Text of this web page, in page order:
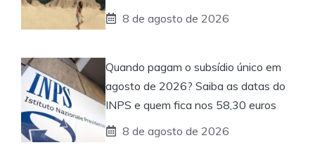
8 de agosto de 2026
Quando pagam o subsídio único em
agosto de 2026? Saiba as datas do
INPS e quem fica nos 58,30 euros
8 de agosto de 2026